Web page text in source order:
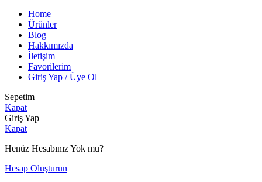
Home
Ürünler
Blog
Hakkımızda
İletişim
Favorilerim
Giriş Yap / Üye Ol
Sepetim
Kapat
Giriş Yap
Kapat
Henüz Hesabınız Yok mu?
Hesap Oluşturun